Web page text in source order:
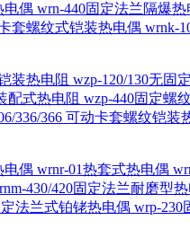
电偶 wrn-440固定法兰隔爆热
套螺纹式铠装热电偶 wrnk-
装热电阻 wzp-120/130无固
配式热电阻 wzp-440固定螺
336/366 可动卡套螺纹铠装
电偶 wrnr-01热套式热电偶
430/420固定法兰耐磨型
法兰式铂铑热电偶 wrp-230